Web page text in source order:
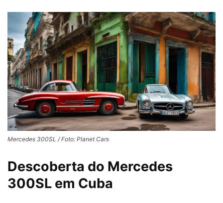
Mercedes 300SL / Foto: Planet Cars
Descoberta do Mercedes
300SL em Cuba